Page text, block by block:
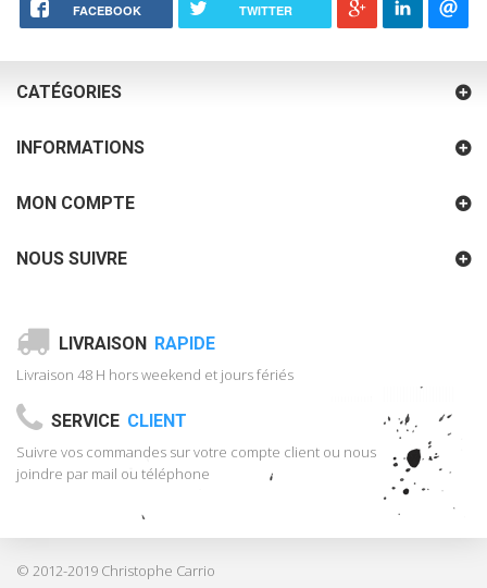
FACEBOOK TWITTER
CATÉGORIES
INFORMATIONS
© 2012-2019 Christophe Carrio
MON COMPTE
NOUS SUIVRE
LIVRAISON RAPIDE
Livraison 48 H hors weekend et jours fériés
SERVICE CLIENT
Suivre vos commandes sur votre compte client ou nous
joindre par mail ou téléphone